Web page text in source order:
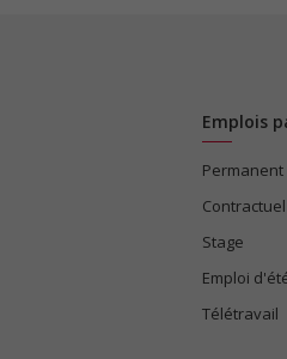
Emplois
Permanent
Contractuel
Stage
Emploi
Télétravail